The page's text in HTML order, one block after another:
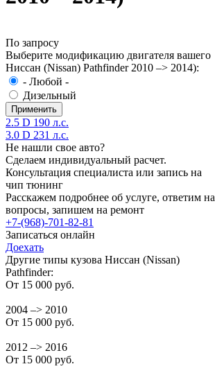
По запросу
Выберите модификацию двигателя вашего
Ниссан (Nissan) Pathfinder 2010 –> 2014):
- Любой -
Дизельный
2.5 D 190 л.с.
3.0 D 231 л.с.
Не нашли свое авто?
Сделаем индивидуальный расчет.
Консультация специалиста или запись на
чип тюнинг
Расскажем подробнее об услуге, ответим на
вопросы, запишем на ремонт
+7-(968)-701-82-81
Записаться онлайн
Доехать
Другие типы кузова Ниссан (Nissan)
Pathfinder:
От 15 000 руб.
2004 –> 2010
От 15 000 руб.
2012 –> 2016
От 15 000 руб.